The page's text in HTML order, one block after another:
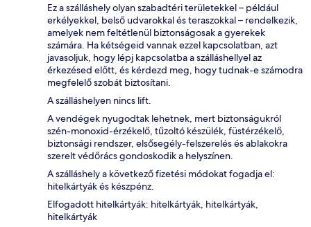
Ez a szálláshely olyan szabadtéri területekkel – például
erkélyekkel, belső udvarokkal és teraszokkal – rendelkezik,
amelyek nem feltétlenül biztonságosak a gyerekek
számára. Ha kétségeid vannak ezzel kapcsolatban, azt
javasoljuk, hogy lépj kapcsolatba a szálláshellyel az
érkezésed előtt, és kérdezd meg, hogy tudnak-e számodra
megfelelő szobát biztosítani.
A szálláshelyen nincs lift.
A vendégek nyugodtak lehetnek, mert biztonságukról
szén-monoxid-érzékelő, tűzoltó készülék, füstérzékelő,
biztonsági rendszer, elsősegély-felszerelés és ablakokra
szerelt védőrács gondoskodik a helyszínen.
A szálláshely a következő fizetési módokat fogadja el:
hitelkártyák és készpénz.
Elfogadott hitelkártyák: hitelkártyák, hitelkártyák,
hitelkártyák